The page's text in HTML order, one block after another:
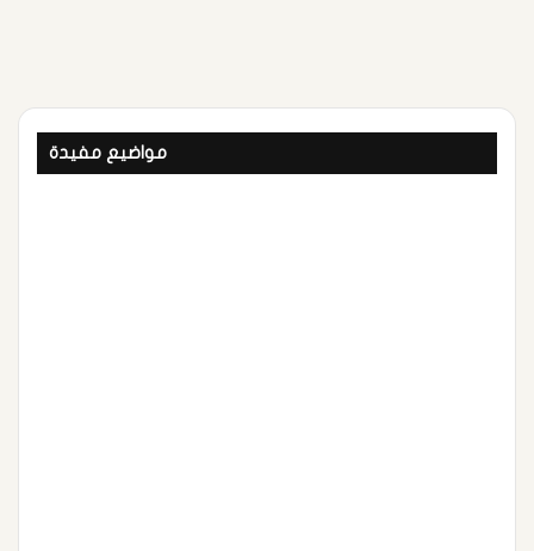
مواضيع مفيدة